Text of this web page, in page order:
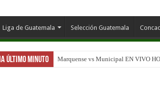
Liga de Guatemala Selección Guatemala
Último Minuto Guastatoya vs Malacateco EN VIVO: